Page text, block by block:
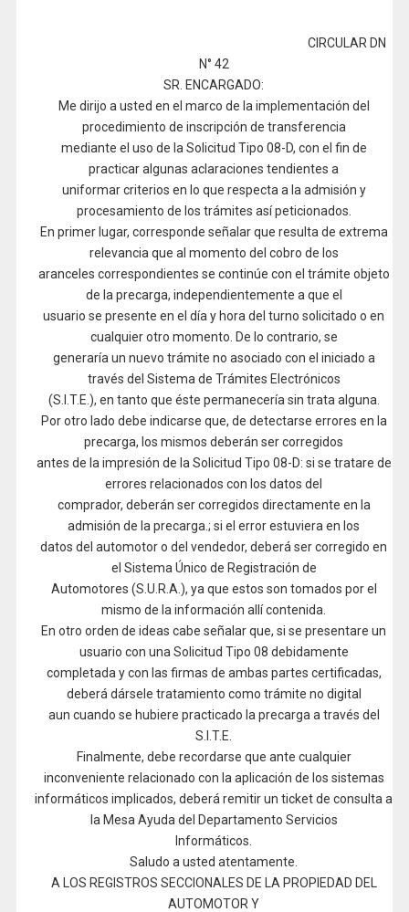
CIRCULAR DN
N° 42
SR. ENCARGADO:
Me dirijo a usted en el marco de la implementación del
procedimiento de inscripción de transferencia
mediante el uso de la Solicitud Tipo 08-D, con el fin de
practicar algunas aclaraciones tendientes a
uniformar criterios en lo que respecta a la admisión y
procesamiento de los trámites así peticionados.
En primer lugar, corresponde señalar que resulta de extrema
relevancia que al momento del cobro de los
aranceles correspondientes se continúe con el trámite objeto
de la precarga, independientemente a que el
usuario se presente en el día y hora del turno solicitado o en
cualquier otro momento. De lo contrario, se
generaría un nuevo trámite no asociado con el iniciado a
través del Sistema de Trámites Electrónicos
(S.I.T.E.), en tanto que éste permanecería sin trata alguna.
Por otro lado debe indicarse que, de detectarse errores en la
precarga, los mismos deberán ser corregidos
antes de la impresión de la Solicitud Tipo 08-D: si se tratare de
errores relacionados con los datos del
comprador, deberán ser corregidos directamente en la
admisión de la precarga.; si el error estuviera en los
datos del automotor o del vendedor, deberá ser corregido en
el Sistema Único de Registración de
Automotores (S.U.R.A.), ya que estos son tomados por el
mismo de la información allí contenida.
En otro orden de ideas cabe señalar que, si se presentare un
usuario con una Solicitud Tipo 08 debidamente
completada y con las firmas de ambas partes certificadas,
deberá dársele tratamiento como trámite no digital
aun cuando se hubiere practicado la precarga a través del
S.I.T.E.
Finalmente, debe recordarse que ante cualquier
inconveniente relacionado con la aplicación de los sistemas
informáticos implicados, deberá remitir un ticket de consulta a
la Mesa Ayuda del Departamento Servicios
Informáticos.
Saludo a usted atentamente.
A LOS REGISTROS SECCIONALES DE LA PROPIEDAD DEL
AUTOMOTOR Y